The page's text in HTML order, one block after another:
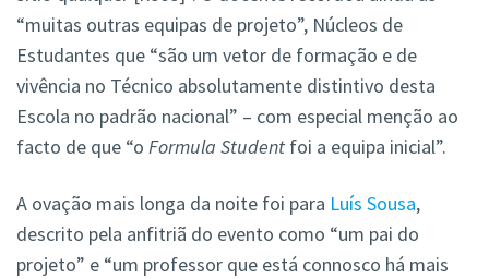
“muitas outras equipas de projeto”, Núcleos de
Estudantes que “são um vetor de formação e de
vivência no Técnico absolutamente distintivo desta
Escola no padrão nacional” – com especial menção ao
facto de que “o Formula Student foi a equipa inicial”.
A ovação mais longa da noite foi para Luís Sousa,
descrito pela anfitriã do evento como “um pai do
projeto” e “um professor que está connosco há mais